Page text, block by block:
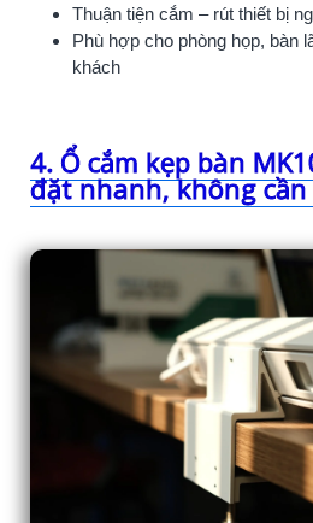
Thuận tiện cắm – rút thiết bị
Phù hợp cho phòng họp, bàn
khách
4. Ổ cắm kẹp bàn
đặt nhanh, không